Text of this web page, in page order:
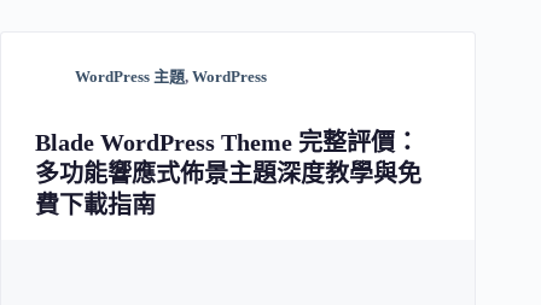
WordPress 主題, WordPress
Blade WordPress Theme 完整評價：
多功能響應式佈景主題深度教學與免
費下載指南